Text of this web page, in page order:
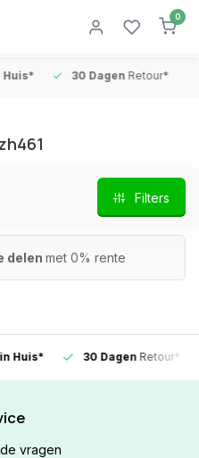
0
30 DagenRetour*
Filters
delen met 0% rente
30 DagenRetour*
vragen